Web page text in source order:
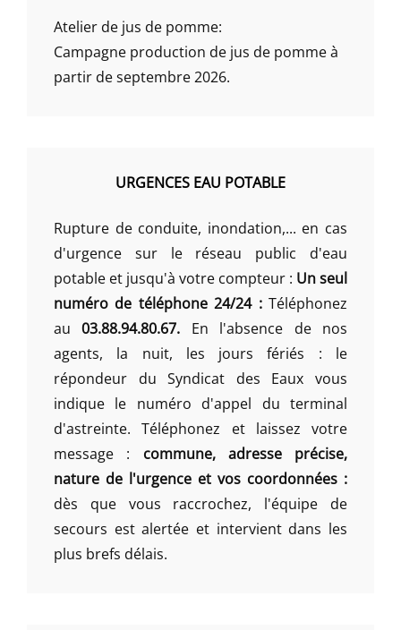
Atelier de jus de pomme:
Campagne production de jus de pomme à
partir de septembre 2026.
URGENCES EAU POTABLE
Rupture de conduite, inondation,... en cas
d'urgence sur le réseau public d'eau
potable et jusqu'à votre compteur : Un seul
numéro de téléphone 24/24 :Téléphonez
au03.88.94.80.67. En l'absence de nos
agents, la nuit, les jours fériés : le
répondeur du Syndicat des Eaux vous
indique le numéro d'appel du terminal
d'astreinte. Téléphonez et laissez votre
message : commune, adresse précise,
nature de l'urgence et vos coordonnées :
dès que vous raccrochez, l'équipe de
secours est alertée et intervient dans les
plus brefs délais.